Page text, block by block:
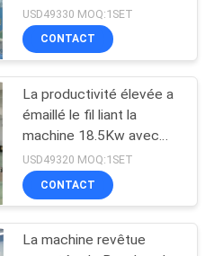
1000mm
USD49330 MOQ:1SET
CONTACT
La productivité élevée a
émaillé le fil liant la
machine 18.5Kw avec
l'opération d'écran tactile
USD49320 MOQ:1SET
CONTACT
La machine revêtue